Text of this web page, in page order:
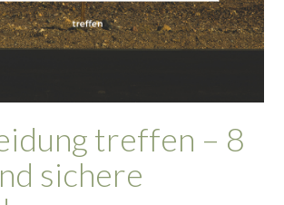
treffen – 8
sichere